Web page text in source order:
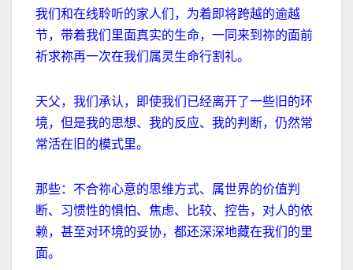
我们和在线聆听的家人们，为着即将跨越的逾越
节，带着我们里面真实的生命，一同来到祢的面前
祈求祢再一次在我们属灵生命行割礼。
天父，我们承认，即使我们已经离开了一些旧的环
境，但是我的思想、我的反应、我的判断，仍然常
常活在旧的模式里。
那些：不合祢心意的思维方式、属世界的价值判
断、习惯性的惧怕、焦虑、比较、控告，对人的依
赖，甚至对环境的妥协，都还深深地藏在我们的里
面。